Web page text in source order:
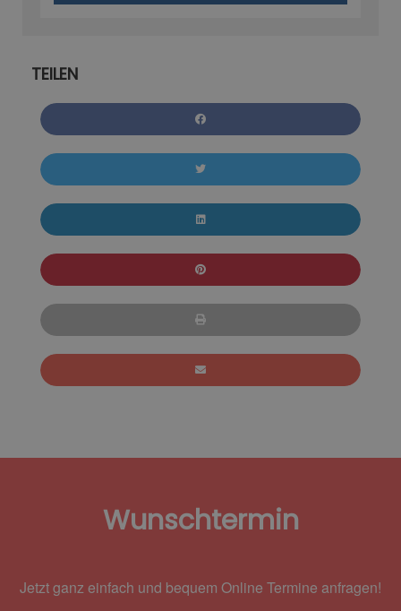
TEILEN
Wunschtermin
Jetzt ganz einfach und bequem Online Termine anfragen!